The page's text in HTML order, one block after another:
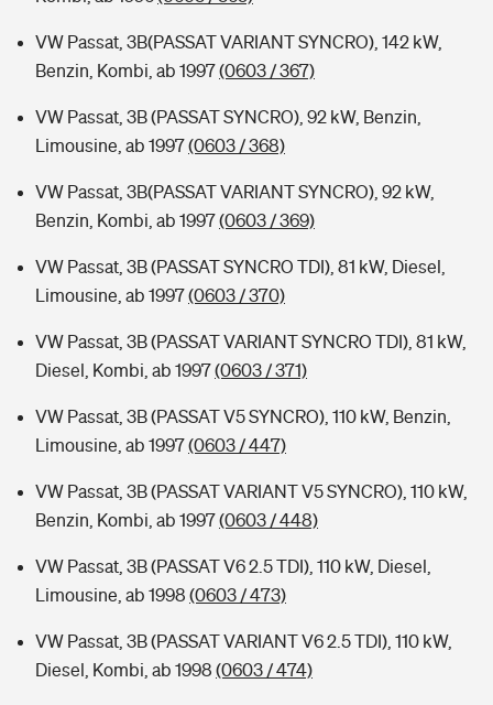
VW Passat, 3B(PASSAT VARIANT SYNCRO), 142 kW,
Benzin, Kombi, ab 1997(0603 / 367)
VW Passat, 3B (PASSAT SYNCRO), 92 kW, Benzin,
Limousine, ab 1997(0603 / 368)
VW Passat, 3B(PASSAT VARIANT SYNCRO), 92 kW,
Benzin, Kombi, ab 1997(0603 / 369)
VW Passat, 3B (PASSAT SYNCRO TDI), 81 kW, Diesel,
Limousine, ab 1997(0603 / 370)
VW Passat, 3B (PASSAT VARIANT SYNCRO TDI), 81 kW,
Diesel, Kombi, ab 1997(0603 / 371)
VW Passat, 3B (PASSAT V5 SYNCRO), 110 kW, Benzin,
Limousine, ab 1997(0603 / 447)
VW Passat, 3B (PASSAT VARIANT V5 SYNCRO), 110 kW,
Benzin, Kombi, ab 1997(0603 / 448)
VW Passat, 3B (PASSAT V6 2.5 TDI), 110 kW, Diesel,
Limousine, ab 1998 (0603 / 473)
VW Passat, 3B (PASSAT VARIANT V6 2.5 TDI), 110 kW,
Diesel, Kombi, ab 1998 (0603 / 474)